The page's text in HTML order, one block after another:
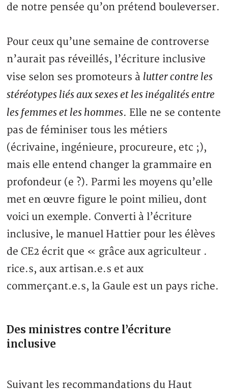
de notre pensée qu’on prétend bouleverser.
Pour ceux qu’une semaine de controverse
n’aurait pas réveillés, l’écriture inclusive
vise selon ses promoteurs à lutter contre les
stéréotypes liés aux sexes et les inégalités entre
les femmes et les hommes. Elle ne se contente
pas de féminiser tous les métiers
(écrivaine, ingénieure, procureure, etc ;),
mais elle entend changer la grammaire en
profondeur (e ?). Parmi les moyens qu’elle
met en œuvre figure le point milieu, dont
voici un exemple. Converti à l’écriture
inclusive, le manuel Hattier pour les élèves
de CE2 écrit que « grâce aux agriculteur .
rice.s, aux artisan.e.s et aux
commerçant.e.s, la Gaule est un pays riche.
Des ministres contre l’écriture
inclusive
Suivant les recommandations du Haut